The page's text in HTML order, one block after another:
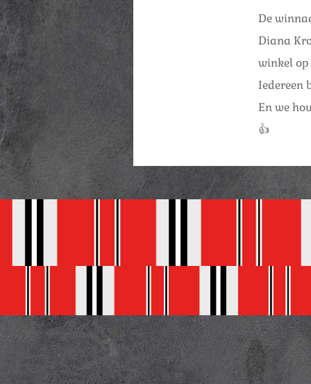
De
Diana
winkel op
Iedereen
En we
👍